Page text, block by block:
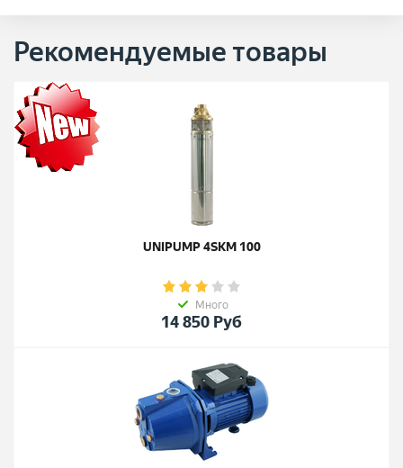
Рекомендуемые товары
UNIPUMP 4SKM 100
Много
14 850 Руб